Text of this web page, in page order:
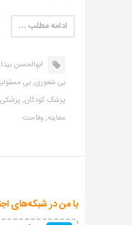
ادامه مطلب …
ابوالحسن
بی شعوری,بی
پزشک کودکان,
معاینه,وقاحت
با من در شبکه‌های